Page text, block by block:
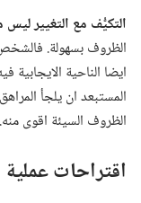
التكيُّف مع التغيير
الظروف بسهولة.‏
ايضا الناحية
المستبعد ان يلجأ
الظروف السيئة اقوى منه.‏
اقتراحات عملية